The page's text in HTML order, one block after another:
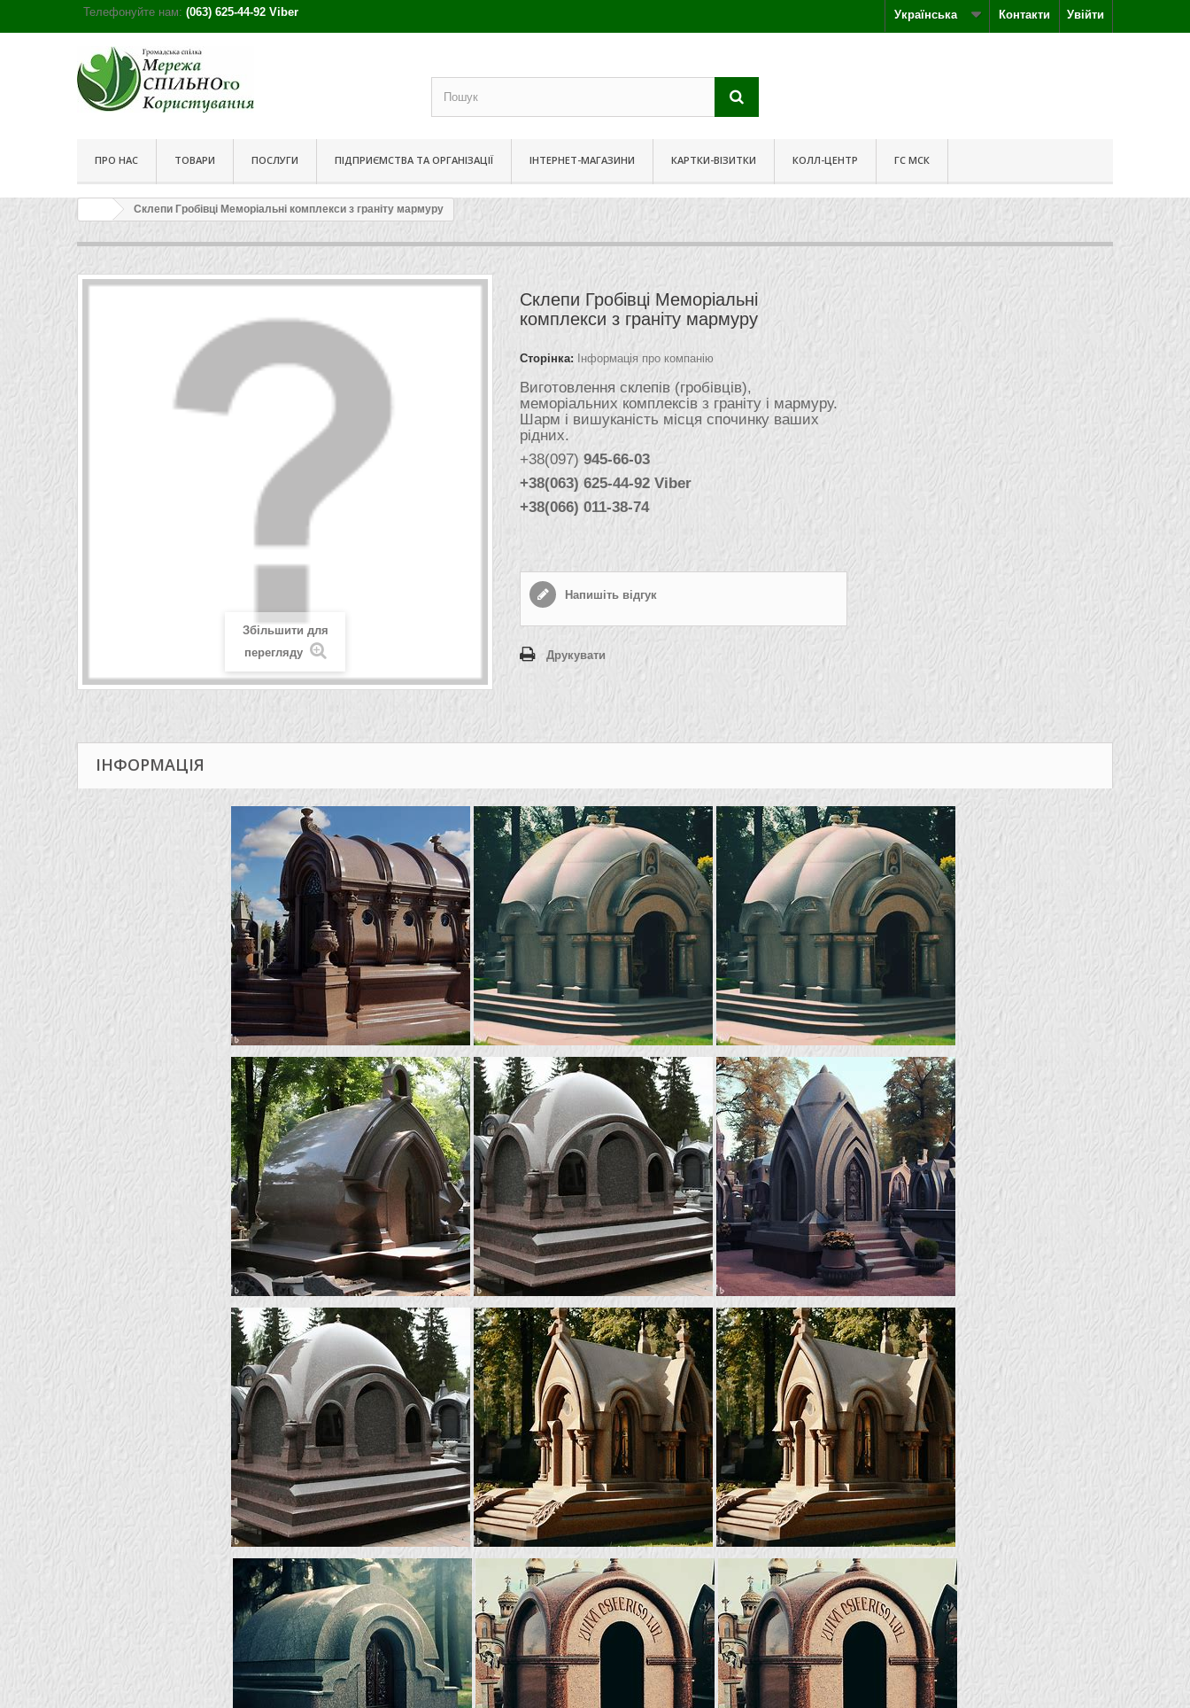
Увійти
Контакти
Телефонуйте нам: (063) 625-44-92 Viber Українська
ПРО НАС ТОВАРИ ПОСЛУГИ ПІДПРИЄМСТВА ТА ОРГАНІЗАЦІЇ ІНТЕРНЕТ-МАГАЗИНИ КАРТКИ-ВІЗИТКИ КОЛЛ-ЦЕНТР ГС МСК
Склепи Гробівці Меморіальні комплекси з граніту мармуру
Збільшити для
перегляду
Склепи Гробівці Меморіальні
комплекси з граніту мармуру
Сторінка: Інформація про компанію
Виготовлення склепів (гробівців),
меморіальних комплексів з граніту і мармуру.
Шарм і вишуканість місця спочинку ваших
рідних.
+38(097) 945-66-03
+38(063) 625-44-92 Viber
+38(066) 011-38-74
Напишіть відгук
Друкувати
ІНФОРМАЦІЯ